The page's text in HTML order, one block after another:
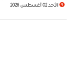
الأحد 02 أغسطس 2026